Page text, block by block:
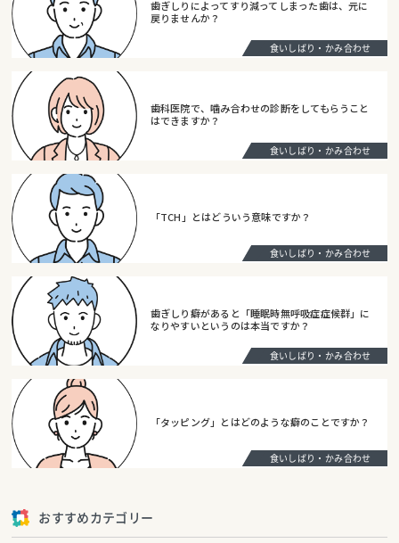
歯ぎしりによってすり減ってしまった歯は、元に
戻りませんか？
食いしばり・かみ合わせ
歯科医院で、噛み合わせの診断をしてもらうこと
はできますか？
食いしばり・かみ合わせ
「TCH」とはどういう意味ですか？
食いしばり・かみ合わせ
歯ぎしり癖があると「睡眠時無呼吸症症候群」に
なりやすいというのは本当ですか？
食いしばり・かみ合わせ
「タッピング」とはどのような癖のことですか？
食いしばり・かみ合わせ
おすすめカテゴリー